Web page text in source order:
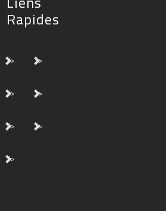
Rapides
"> ">
"> ">
"> ">
">